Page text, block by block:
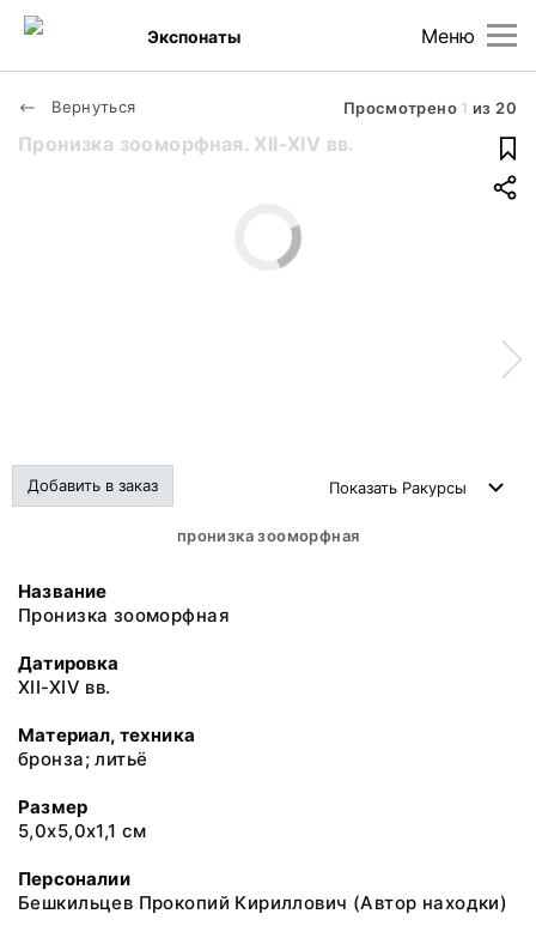
Меню
Экспонаты
Вернуться Просмотрено 1 из 20
Пронизка зооморфная. XII-XIV вв.
Добавить в заказ Показать Ракурсы
пронизка зооморфная
Название
Пронизка зооморфная
Датировка
XII-XIV вв.
Материал, техника
бронза; литьё
Размер
5,0х5,0х1,1 см
Персоналии
Бешкильцев Прокопий Кириллович (Автор находки)